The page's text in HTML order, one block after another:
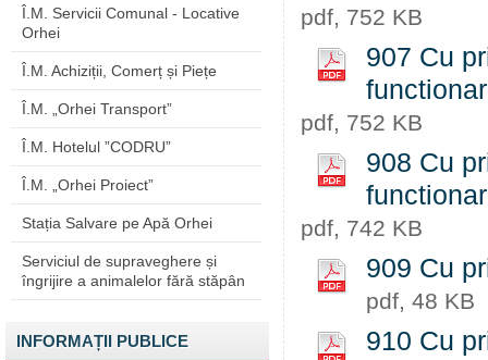
Î.M. Servicii Comunal - Locative
Orhei
Î.M. Achiziții, Comerț și Piețe
Î.M. „Orhei Transport”
Î.M. Hotelul ”CODRU”
Î.M. „Orhei Proiect”
Stația Salvare pe Apă Orhei
Serviciul de supraveghere și
îngrijire a animalelor fără stăpân
INFORMAȚII PUBLICE
pdf, 752 KB
907 Cu
pdf, 752 KB
908 Cu
pdf, 742 KB
909 Cu
pdf, 48 KB
910 Cu